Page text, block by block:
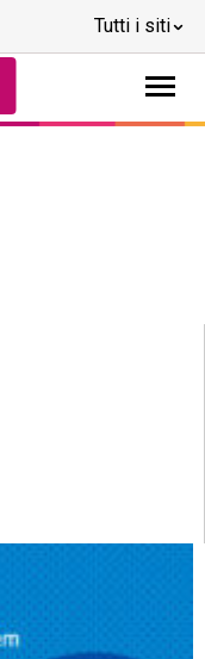
Tutti i siti